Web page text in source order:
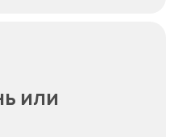
или